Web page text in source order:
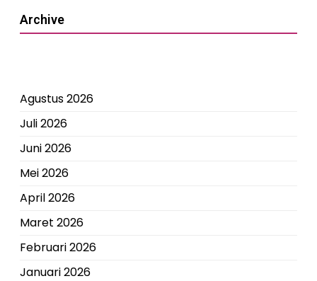
Archive
Agustus 2026
Juli 2026
Juni 2026
Mei 2026
April 2026
Maret 2026
Februari 2026
Januari 2026